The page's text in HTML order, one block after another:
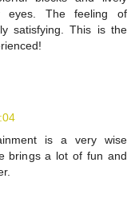
eyes. The feeling of
satisfying. This is the
is a very wise
brings a lot of fun and